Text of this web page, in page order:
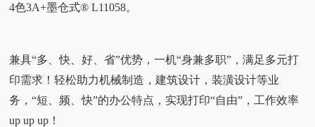
4色3A+墨仓式® L11058。
兼具“多、快、好、省”优势，一机“身兼多职”，满足多元打
印需求！轻松助力机械制造，建筑设计，装潢设计等业
务，“短、频、快”的办公特点，实现打印“自由”，工作效率
up up up！